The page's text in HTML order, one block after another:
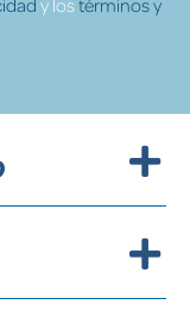
y lostérminos y